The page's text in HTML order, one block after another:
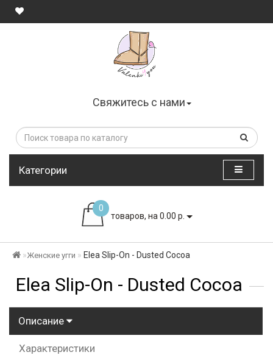
Свяжитесь с нами
Категории
0
товаров, на 0.00 р.
Женские угги Elea Slip-On - Dusted Cocoa
Elea Slip-On - Dusted Cocoa
Описание
Характеристики